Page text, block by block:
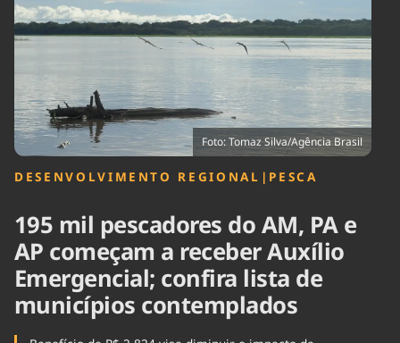
Brasil Mineral
Ciência &
Tecnologia
Economia
Educação
Infraestrutura
Saúde
Tempo
Foto: Tomaz Silva/Agência Brasil
DESENVOLVIMENTO REGIONAL | PESCA
195 mil pescadores do AM, PA e
AP começam a receber Auxílio
Emergencial; confira lista de
municípios contemplados